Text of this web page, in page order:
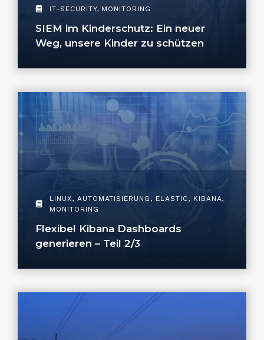
IT-SECURITY, MONITORING
SIEM im Kinderschutz: Ein neuer
Weg, unsere Kinder zu schützen
LINUX, AUTOMATISIERUNG , ELASTIC, KIBANA,
MONITORING
Flexibel Kibana Dashboards
generieren – Teil 2/3